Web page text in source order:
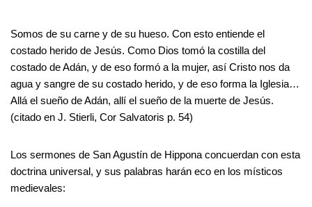
Somos de su carne y de su hueso. Con esto entiende el
costado herido de Jesús. Como Dios tomó la costilla del
costado de Adán, y de eso formó a la mujer, así Cristo nos da
agua y sangre de su costado herido, y de eso forma la Iglesia…
Allá el sueño de Adán, allí el sueño de la muerte de Jesús.
(citado en J. Stierli, Cor Salvatoris p. 54)
Los sermones de San Agustín de Hippona concuerdan con esta
doctrina universal, y sus palabras harán eco en los místicos
medievales: